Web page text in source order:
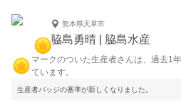
熊本県天草市
脇島勇晴 | 脇島水産
マークのついた生産者さんは、過去1
ています。
生産者バッジの基準が新しくなりました。